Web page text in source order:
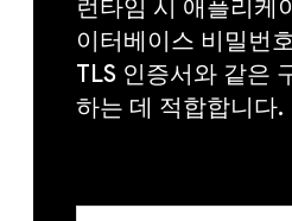
런타임 시 애플리케
이터베이스 비밀번
TLS 인증서와 같은
하는 데 적합합니다.